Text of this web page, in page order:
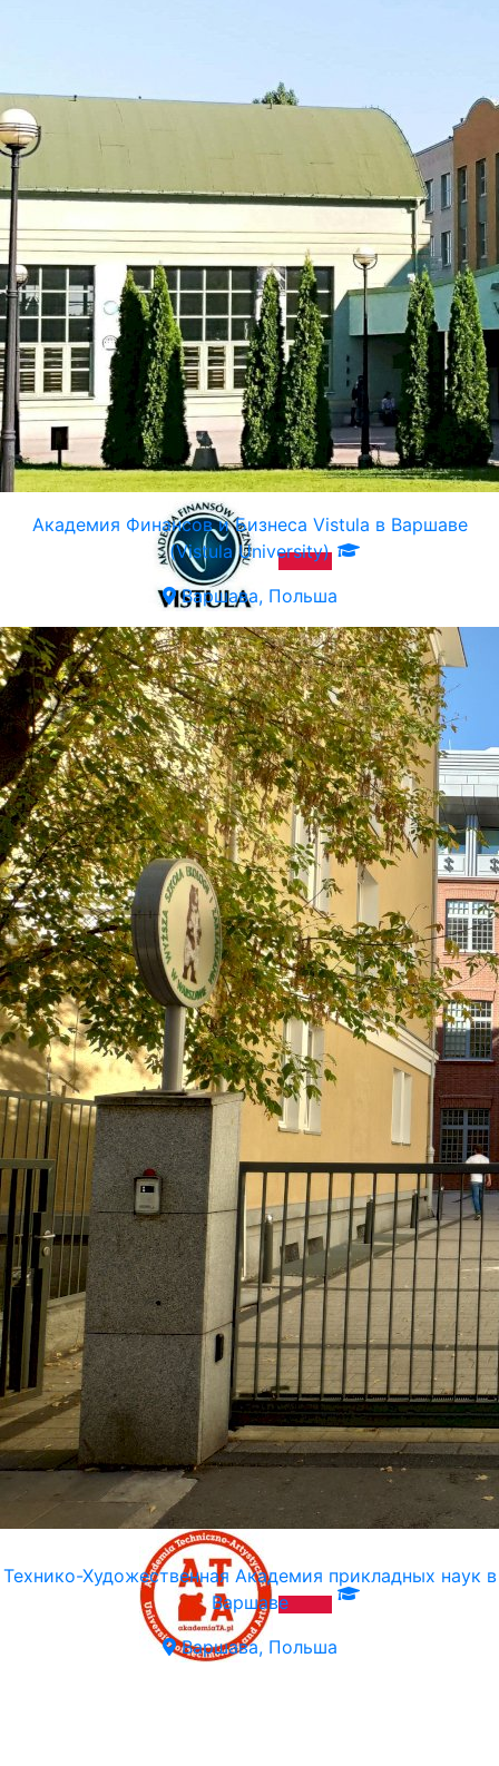
Академия Финансов и Бизнеса Vistula в Варшаве
(Vistula University)
Варшава, Польша
Технико-Художественная Академия прикладных наук в
Варшаве
Варшава, Польша